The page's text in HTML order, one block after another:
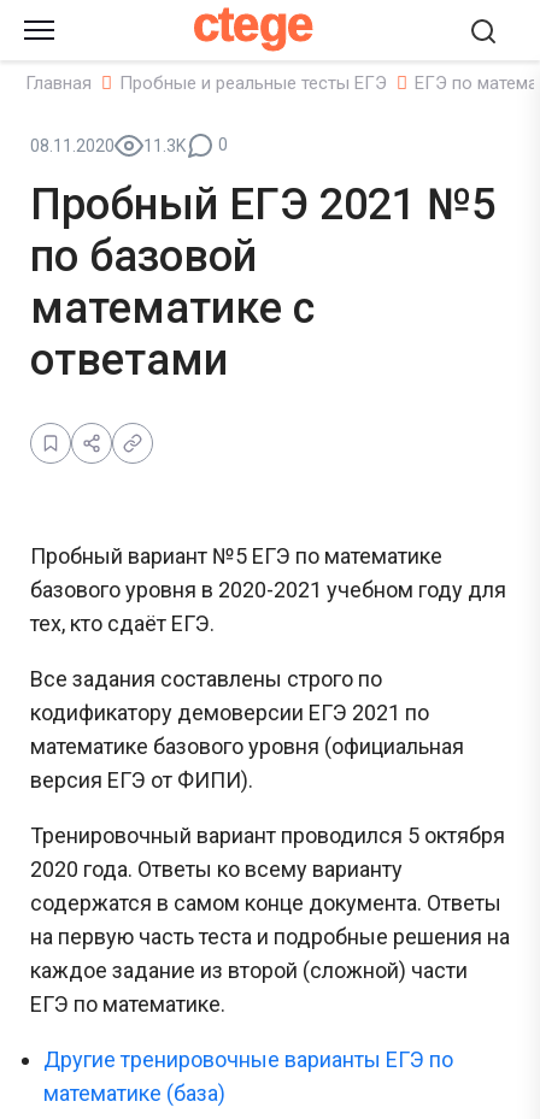
ctege
Главная Пробные и реальные тесты ЕГЭ ЕГЭ по
08.11.2020 11.3K 0
Пробный ЕГЭ 2021 №5
по базовой
математике с
ответами
Пробный вариант №5 ЕГЭ по математике
базового уровня в 2020-2021 учебном году для
тех, кто сдаёт ЕГЭ.
Все задания составлены строго по
кодификатору демоверсии ЕГЭ 2021 по
математике базового уровня (официальная
версия ЕГЭ от ФИПИ).
Тренировочный вариант проводился 5 октября
2020 года. Ответы ко всему варианту
содержатся в самом конце документа. Ответы
на первую часть теста и подробные решения на
каждое задание из второй (сложной) части
ЕГЭ по математике.
Другие тренировочные варианты ЕГЭ по
математике (база)